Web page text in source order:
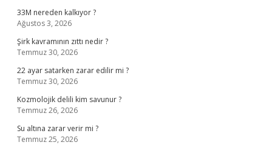
33M nereden kalkıyor ?
Ağustos 3, 2026
Şirk kavramının zıttı nedir ?
Temmuz 30, 2026
22 ayar satarken zarar edilir mi ?
Temmuz 30, 2026
Kozmolojik delili kim savunur ?
Temmuz 26, 2026
Su altına zarar verir mi ?
Temmuz 25, 2026